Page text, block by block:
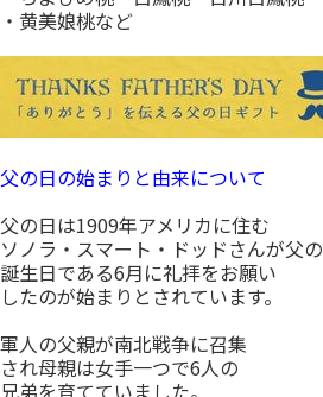
・黄美娘桃など
父の日の始まりと由来について
父の日は1909年アメリカに住む
ソノラ・スマート・ドッドさんが父の
誕生日である6月に礼拝をお願い
したのが始まりとされています。
軍人の父親が南北戦争に召集
され母親は女手一つで6人の
兄弟を育てていました。